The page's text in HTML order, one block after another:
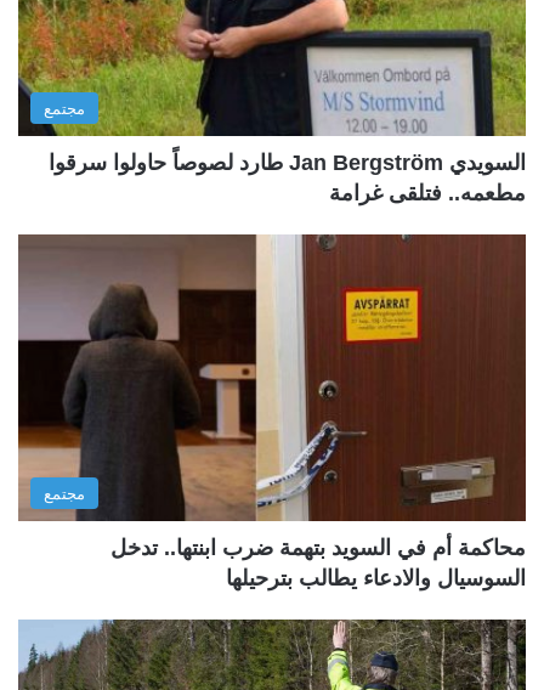
مجتمع
السويدي Jan Bergström طارد لصوصاً حاولوا سرقوا
مطعمه.. فتلقى غرامة
مجتمع
محاكمة أم في السويد بتهمة ضرب ابنتها.. تدخل
السوسيال والادعاء يطالب بترحيلها